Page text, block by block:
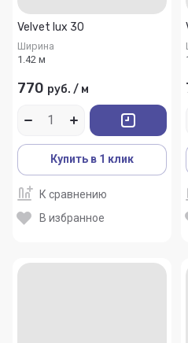
Velvet lux 30
Ширина
1.42 м
770 руб. / м
Купить в 1 клик
К сравнению
В избранное